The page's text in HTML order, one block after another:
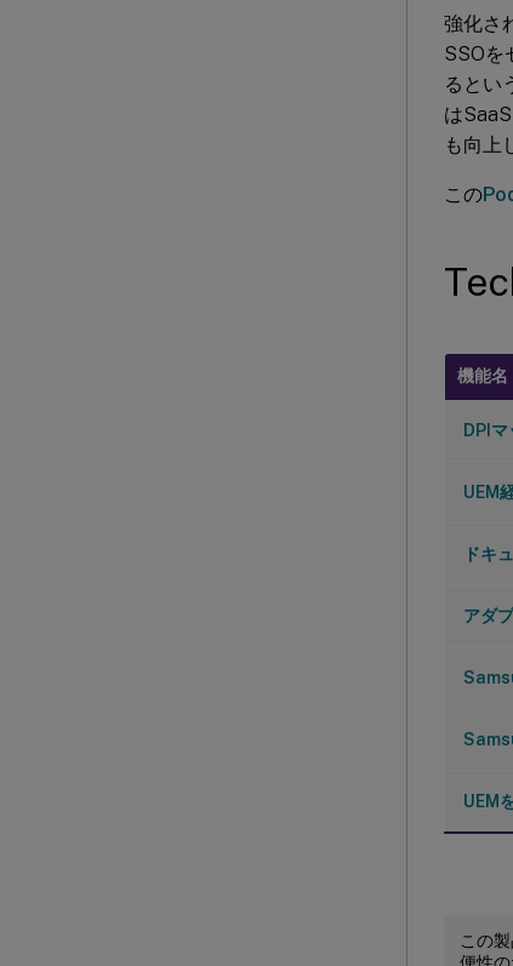
強化さ
SSOを
るとい
は
も向上
この
機能名
DPIマ
UEM
ドキ
アダ
UEM
この
便性